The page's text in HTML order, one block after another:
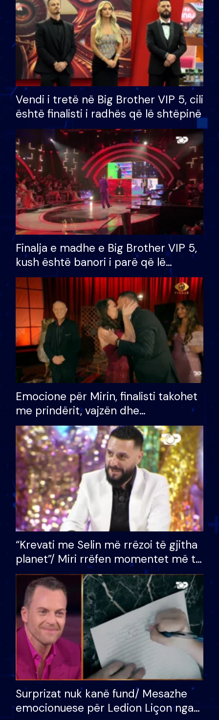
Vendi i tretë në Big Brother VIP 5, cili
është finalisti i radhës që lë shtëpinë
Finalja e madhe e Big Brother VIP 5,
kush është banori i parë që lë
shtëpinë dhe humb mundësinë për
të fituar çmimin e madh
Emocione për Mirin, finalisti takohet
me prindërit, vajzën dhe
bashkëshorten: S’kemi ndonjë letër
divorci apo jo?
“Krevati me Selin më rrëzoi të gjitha
planet”/ Miri rrëfen momentet më të
bukura në shtëpinë e BB VIP: Do më
mungojë zilja e mëngjesit kur…
Surprizat nuk kanë fund/ Mesazhe
emocionuese për Ledion Liçon nga